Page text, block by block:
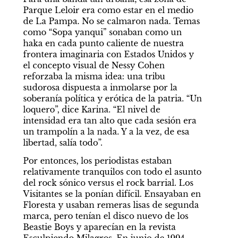
Parque Leloir era como estar en el medio
de La Pampa. No se calmaron nada. Temas
como “Sopa yanqui” sonaban como un
haka en cada punto caliente de nuestra
frontera imaginaria con Estados Unidos y
el concepto visual de Nessy Cohen
reforzaba la misma idea: una tribu
sudorosa dispuesta a inmolarse por la
soberanía política y erótica de la patria. “Un
loquero”, dice Karina. “El nivel de
intensidad era tan alto que cada sesión era
un trampolín a la nada. Y a la vez, de esa
libertad, salía todo”.
Por entonces, los periodistas estaban
relativamente tranquilos con todo el asunto
del rock sónico versus el rock barrial. Los
Visitantes se la ponían difícil. Ensayaban en
Floresta y usaban remeras lisas de segunda
marca, pero tenían el disco nuevo de los
Beastie Boys y aparecían en la revista